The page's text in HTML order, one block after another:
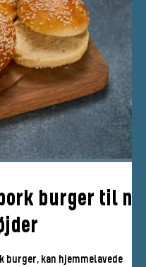
burger til
burger, kan hjemmelavede